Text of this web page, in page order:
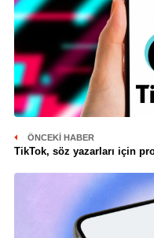
ÖNCEKI HABER
TikTok, söz yazarları için